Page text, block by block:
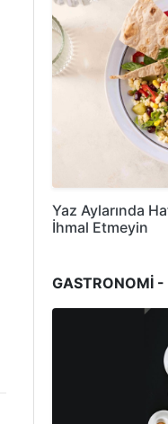
Yaz Aylarında
İhmal Etmeyin
GASTRONOMİ